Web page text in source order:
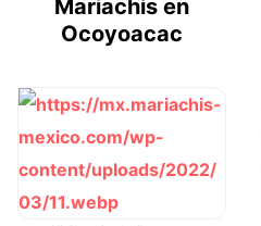
Mariachis en
Ocoyoacac